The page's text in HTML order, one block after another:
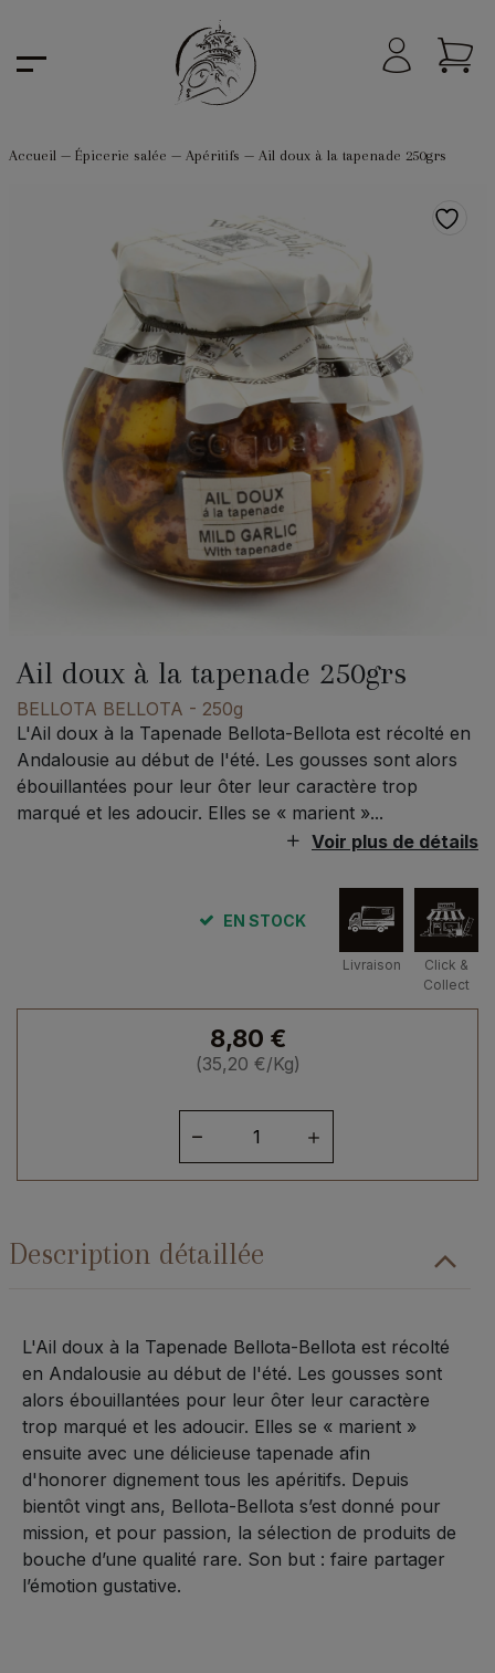
Accueil— Épicerie salée — Apéritifs — Ail doux à la tapenade 250grs
Ail doux à la tapenade 250grs
BELLOTA BELLOTA - 250g
L'Ail doux à la Tapenade Bellota-Bellota est récolté en
Andalousie au début de l'été. Les gousses sont alors
ébouillantées pour leur ôter leur caractère trop
marqué et les adoucir. Elles se « marient »...
Voir plus de détails
EN STOCK
Livraison
Click &
Collect
8,80 €
(35,20 €/Kg)
Ail
la
Description détaillée
L'Ail doux à la Tapenade Bellota-Bellota est récolté
en Andalousie au début de l'été. Les gousses sont
alors ébouillantées pour leur ôter leur caractère
trop marqué et les adoucir. Elles se « marient »
ensuite avec une délicieuse tapenade afin
d'honorer dignement tous les apéritifs. Depuis
bientôt vingt ans, Bellota-Bellota s’est donné pour
mission, et pour passion, la sélection de produits de
bouche d’une qualité rare. Son but : faire partager
l’émotion gustative.